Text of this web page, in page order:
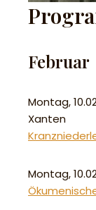
Februar
Montag,
Xanten
Montag,